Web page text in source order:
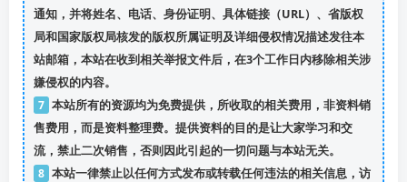
通知，并将姓名、电话、身份证明、具体链接（URL）、省版权
局和国家版权局核发的版权所属证明及详细侵权情况描述发往本
站邮箱，本站在收到相关举报文件后，在3个工作日内移除相关涉
嫌侵权的内容。
7 本站所有的资源均为免费提供，所收取的相关费用，非资料销
售费用，而是资料整理费。提供资料的目的是让大家学习和交
流，禁止二次销售，否则因此引起的一切问题与本站无关。
8 本站一律禁止以任何方式发布或转载任何违法的相关信息，访